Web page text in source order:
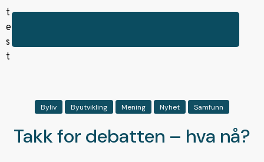
Byliv Byutvikling Mening Nyhet Samfunn
Takk for debatten – hva nå?